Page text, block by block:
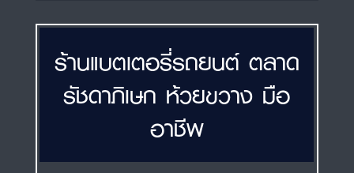
ร้านแบตเตอรี่รถยนต์ ตลาด
รัชดาภิเษก ห้วยขวาง มือ
อาชีพ